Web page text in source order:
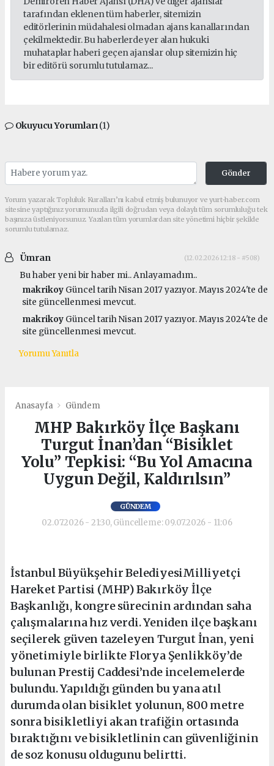
tarafından eklenen tüm haberler, sitemizin
editörlerinin müdahalesi olmadan ajans kanallarından
çekilmektedir. Bu haberlerde yer alan hukuki
muhataplar haberi geçen ajanslar olup sitemizin hiç
bir editörü sorumlu tutulamaz...
Okuyucu Yorumları(1)
Gönder
Yorum yazarak Topluluk Kuralları’nı kabul etmiş bulunuyor ve yurt-haber.com
sitesine yaptığınız yorumunuzla ilgili doğrudan veya dolaylı tüm sorumluluğu tek
başınıza üstleniyorsunuz. Yazılan tüm yorumlardan site yönetimi hiçbir şekilde
sorumlu tutulamaz.
Ümran (12.02.2026 12:18 - #508)
Bu haber yeni bir haber mi.. Anlayamadım..
makrikoy Güncel tarih Nisan 2017 yazıyor. Mayıs 2024'te de
site güncellenmesi mevcut.
makrikoy Güncel tarih Nisan 2017 yazıyor. Mayıs 2024'te de
site güncellenmesi mevcut.
Yorumu Yanıtla
Anasayfa Gündem
MHP Bakırköy İlçe Başkanı
Turgut İnan’dan “Bisiklet
Yolu” Tepkisi: “Bu Yol Amacına
Uygun Değil, Kaldırılsın”
GÜNDEM
02.07.2026 - 21:30, Güncelleme: 09.07.2026 - 11:06
İstanbul Büyükşehir BelediyesiMilliyetçi
Hareket Partisi (MHP) Bakırköy İlçe
Başkanlığı, kongre sürecinin ardından saha
çalışmalarına hız verdi. Yeniden ilçe başkanı
seçilerek güven tazeleyen Turgut İnan, yeni
yönetimiyle birlikte Florya Şenlikköy’de
bulunan Prestij Caddesi’nde incelemelerde
bulundu. Yapıldığı günden bu yana atıl
durumda olan bisiklet yolunun, 800 metre
sonra bisikletliyi akan trafiğin ortasında
bıraktığını ve bisikletlinin can güvenliğinin
de soz konusu oldugunu belirtti.